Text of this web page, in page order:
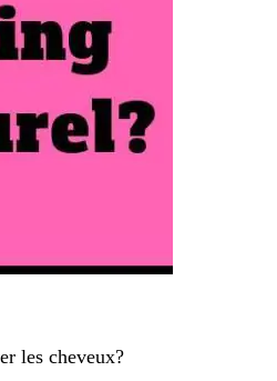
les cheveux?